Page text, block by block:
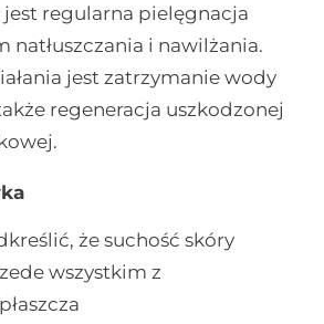
regularna pielęgnacja
natłuszczania i nawilżania.
jest zatrzymanie wody
regeneracja uszkodzonej
że suchość skóry
wszystkim z